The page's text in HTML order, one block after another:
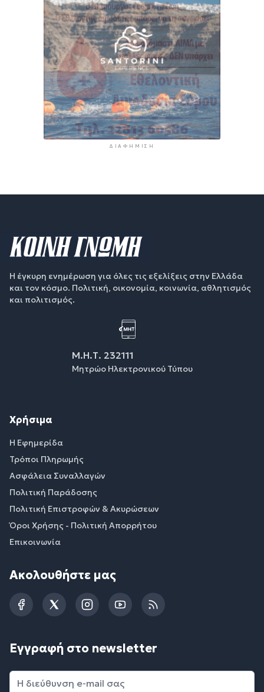
ΔΙΑΦΉΜΙΣΗ
Η έγκυρη ενημέρωση για όλες τις εξελίξεις στην Ελλάδα
και τον κόσμο. Πολιτική, οικονομία, κοινωνία, αθλητισμός
και πολιτισμός.
Μ.Η.Τ. 232111
Μητρώο Ηλεκτρονικού Τύπου
Χρήσιμα
Η Εφημερίδα
Τρόποι Πληρωμής
Ασφάλεια Συναλλαγών
Πολιτική Παράδοσης
Πολιτική Επιστροφών & Ακυρώσεων
Όροι Χρήσης - Πολιτική Απορρήτου
Επικοινωνία
Ακολουθήστε μας
FacebookTwitterInstagramYouTubeRSS
Εγγραφή στο newsletter